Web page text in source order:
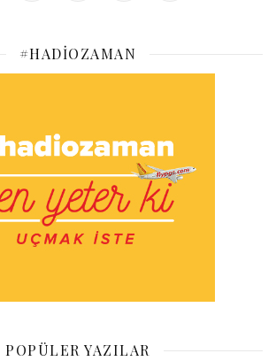
#HADIOZAMAN
POPÜLER YAZILAR